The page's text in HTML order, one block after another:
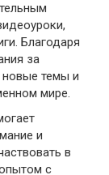
Благодаря
за
темы и
мире.
и
в
с